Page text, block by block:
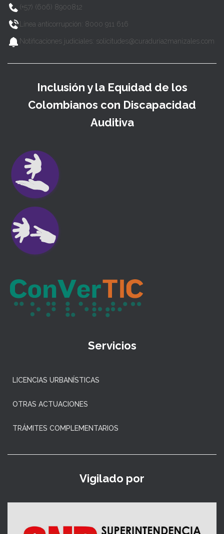
(+57) (606) 8900812
Línea anticorrupción: 8000 911 616
Notificaciones judiciales: solicitudes@curaduria2manizales.com
Inclusión y la Equidad de los
Colombianos con Discapacidad
Auditiva
Servicios
LICENCIAS URBANÍSTICAS
OTRAS ACTUACIONES
TRÁMITES COMPLEMENTARIOS
Vigilado por